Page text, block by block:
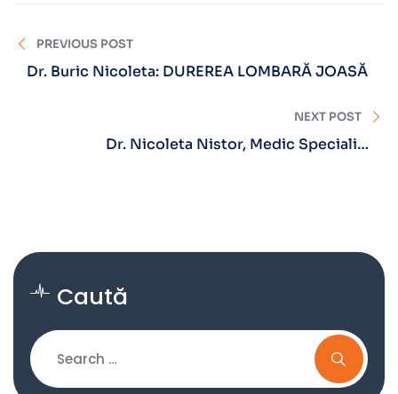
PREVIOUS POST
Dr. Buric Nicoleta: DUREREA LOMBARĂ JOASĂ
NEXT POST
Dr. Nicoleta Nistor, Medic Specialist
Caută